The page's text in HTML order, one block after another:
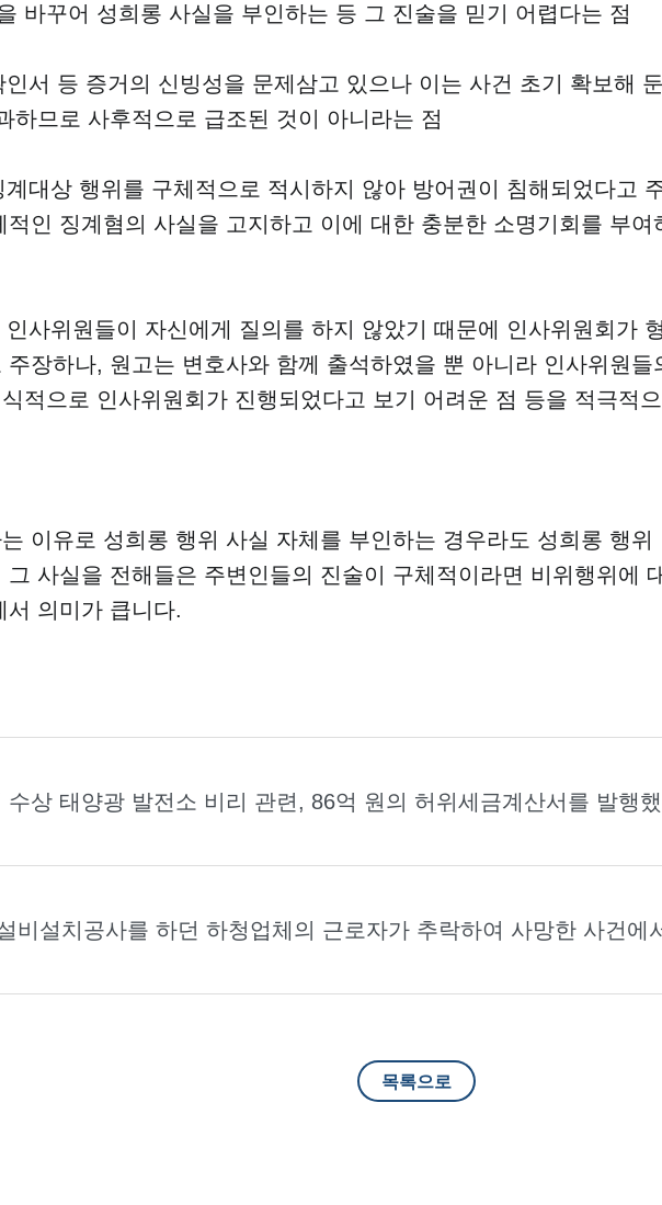
바꾸어 성희롱 사실을 부인하는 등 그 진술을 믿기 어렵다는 점
서 등 증거의 신빙성을 문제삼고 있으나 이는 사건 초기 확보해 둔
하므로 사후적으로 급조된 것이 아니라는 점
대상 행위를 구체적으로 적시하지 않아 방어권이 침해되었다고
인 징계혐의 사실을 고지하고 이에 대한 충분한 소명기회를 부여
사위원들이 자신에게 질의를 하지 않았기 때문에 인사위원회가 형
장하나, 원고는 변호사와 함께 출석하였을 뿐 아니라 인사위원들
적으로 인사위원회가 진행되었다고 보기 어려운 점 등을 적극적으
이유로 성희롱 행위 사실 자체를 부인하는 경우라도 성희롱 행위
사실을 전해들은 주변인들의 진술이 구체적이라면 비위행위에
의미가 큽니다.
수상 태양광 발전소 비리 관련, 86억 원의 허위세금계산서를 발행
비설치공사를 하던 하청업체의 근로자가 추락하여 사망한 사건에
목록으로